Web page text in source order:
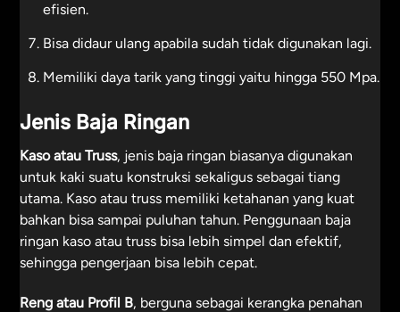
efisien.
Bisa didaur ulang apabila sudah tidak digunakan lagi.
Memiliki daya tarik yang tinggi yaitu hingga 550 Mpa.
Jenis Baja Ringan
Kaso atau Truss, jenis baja ringan biasanya digunakan
untuk kaki suatu konstruksi sekaligus sebagai tiang
utama. Kaso atau truss memiliki ketahanan yang kuat
bahkan bisa sampai puluhan tahun. Penggunaan baja
ringan kaso atau truss bisa lebih simpel dan efektif,
sehingga pengerjaan bisa lebih cepat.
Reng atau Profil B, berguna sebagai kerangka penahan